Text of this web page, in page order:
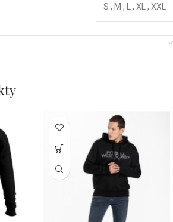
S , M , L, XL, XXL